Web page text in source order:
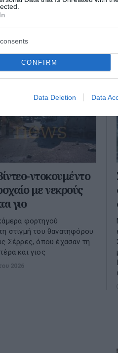
CONFIRM
Data Deletion Data
ντοκουμέντο
με νεκρούς
γιο
φορτηγού
στιγμή του θανατηφόρου
Σέρρες, όπου έχασαν τη
και γιος
2026